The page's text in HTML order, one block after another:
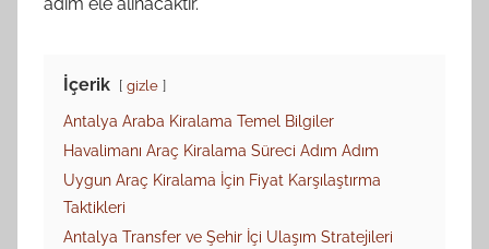
İçerik gizle
Antalya Araba Kiralama Temel Bilgiler
Havalimanı Araç Kiralama Süreci Adım Adım
Uygun Araç Kiralama İçin Fiyat Karşılaştırma
Taktikleri
Antalya Transfer ve Şehir İçi Ulaşım Stratejileri